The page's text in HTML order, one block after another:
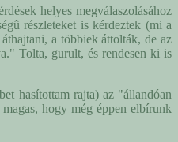
helyes megválaszolásához
részleteket is kérdeztek (mi a
a többiek áttolták, de az
Tolta, gurult, és rendesen ki is
hasítottam rajta) az "állandóan
hogy még éppen elbírunk